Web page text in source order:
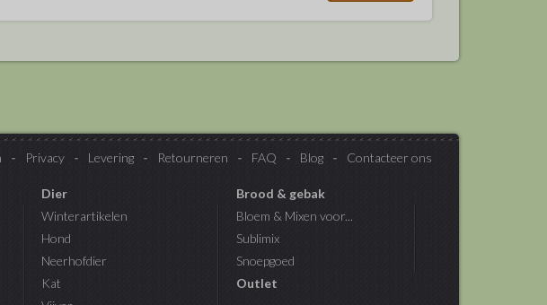
Privacy Levering Retourneren FAQ Blog Contacteer ons
Dier
Winterartikelen
Hond
Neerhofdier
Kat
Brood & gebak
Bloem & Mixen voor...
Sublimix
Snoepgoed
Outlet